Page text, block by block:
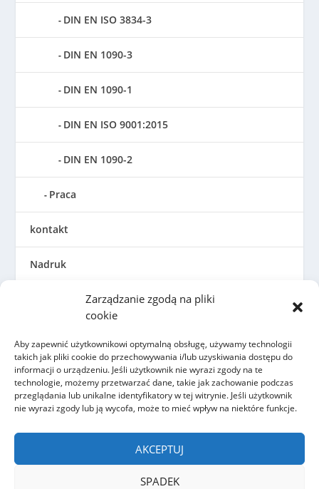
Zarządzanie zgodą na pliki
cookie
Aby zapewnić użytkownikowi optymalną obsługę, używamy technologii
takich jak pliki cookie do przechowywania i/lub uzyskiwania dostępu do
informacji o urządzeniu. Jeśli użytkownik nie wyrazi zgody na te
technologie, możemy przetwarzać dane, takie jak zachowanie podczas
przeglądania lub unikalne identyfikatory w tej witrynie. Jeśli użytkownik
nie wyrazi zgody lub ją wycofa, może to mieć wpływ na niektóre funkcje.
AKCEPTUJ
SPADEK
DIN EN ISO 3834-3
DIN EN 1090-3
DIN EN 1090-1
DIN EN ISO 9001:2015
DIN EN 1090-2
Praca
kontakt
Nadruk
Ogólne warunki handlowe
Dyrektywa w sprawie plików cookie (UE)